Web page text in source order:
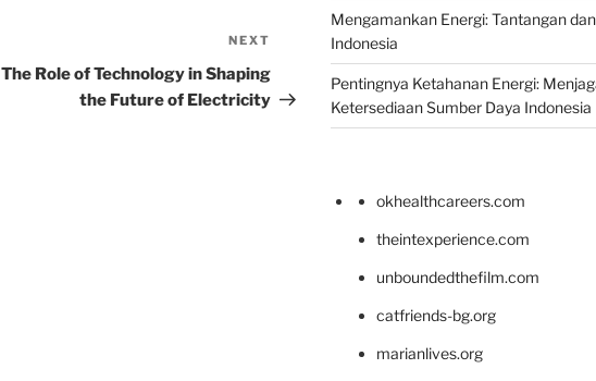
Post
NEXT
The Role of Technology in Shaping
the Future of Electricity
Mengamankan Energi: Tantangan
Indonesia
Pentingnya Ketahanan Energi:
Ketersediaan Sumber Daya Indonesia
okhealthcareers.com
theintexperience.com
unboundedthefilm.com
catfriends-bg.org
marianlives.org